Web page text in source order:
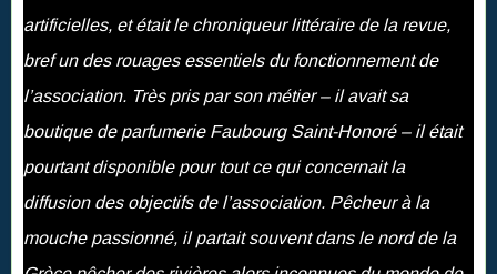
artificielles, et était le chroniqueur littéraire de la revue,
bref un des rouages essentiels du fonctionnement de
l’association. Très pris par son métier – il avait sa
boutique de parfumerie Faubourg Saint-Honoré – il était
pourtant disponible pour tout ce qui concernait la
diffusion des objectifs de l’association. Pêcheur à la
mouche passionné, il partait souvent dans le nord de la